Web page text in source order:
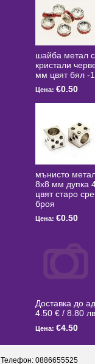
шайба метал с
кристали
мм цвят бял -
Цена: €0.50
мънисто
8x8 мм дупка
цвят старо
броя
Цена: €0.50
Доставка до
4.50 € / 8.80
Цена: €4.50
Телефон: 0886655525